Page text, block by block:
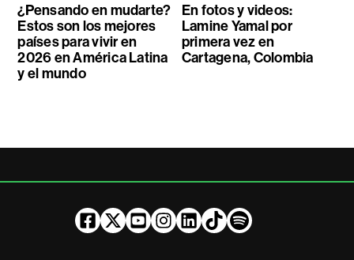
¿Pensando en mudarte?
Estos son los mejores
países para vivir en
2026 en América Latina
y el mundo
En fotos y videos:
Lamine Yamal por
primera vez en
Cartagena, Colombia